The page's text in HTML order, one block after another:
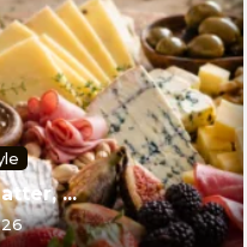
...